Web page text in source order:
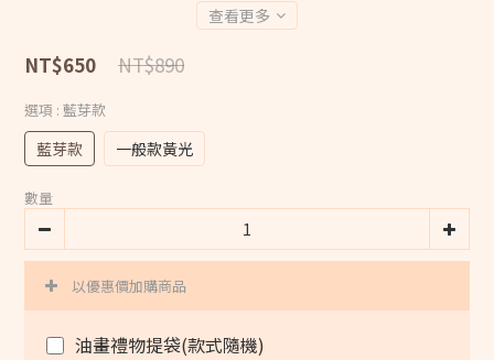
查看更多
NT$890
NT$650
選項 : 藍芽款
藍芽款 一般款黃光
數量
以優惠價加購商品
油畫禮物提袋(款式隨機)